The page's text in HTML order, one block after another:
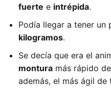
fuerte e intrépida.
Podía llegar a tener un
kilogramos.
Se decía que era el
montura más rápido
además, el más ágil de